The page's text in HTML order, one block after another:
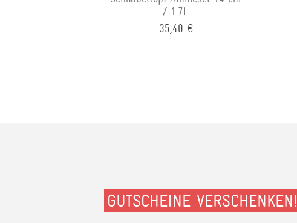
/ 1.7L
35,40 €
GUTSCHEINE VERSCHENKEN!